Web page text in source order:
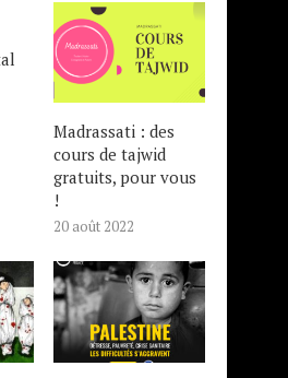
Madrassati : des
cours de tajwid
gratuits, pour vous
!
20 août 2022